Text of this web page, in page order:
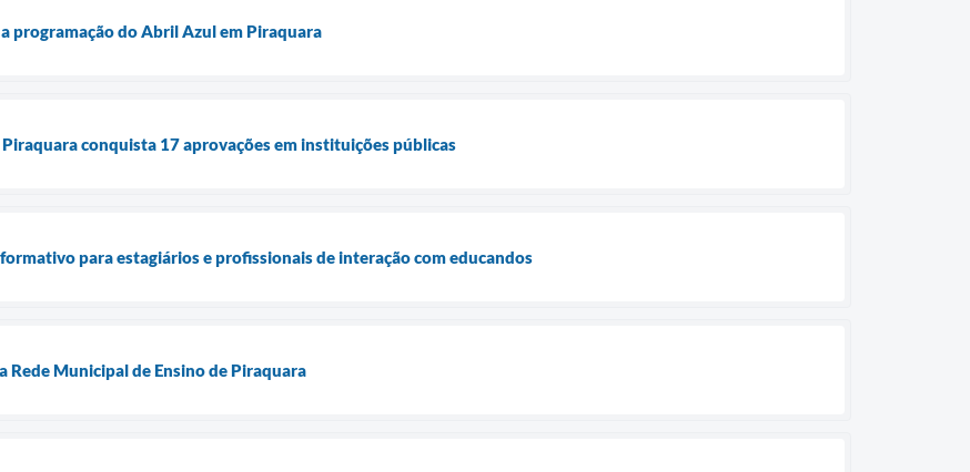
programação do Abril Azul em Piraquara
conquista 17 aprovações em instituições públicas
para estagiários e profissionais de interação com educandos
Rede Municipal de Ensino de Piraquara